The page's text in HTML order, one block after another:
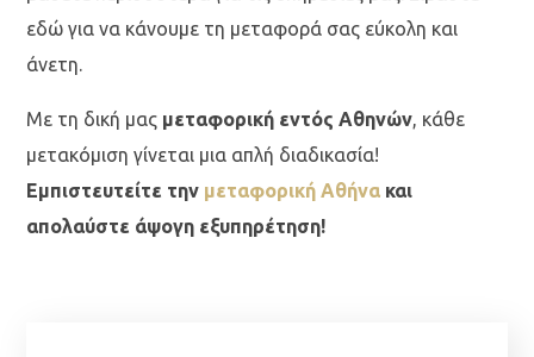
εδώ για να κάνουμε τη μεταφορά σας εύκολη και
άνετη.
Με τη δική μας μεταφορική εντός Αθηνών, κάθε
μετακόμιση γίνεται μια απλή διαδικασία!
Εμπιστευτείτε την μεταφορική Αθήνα και
απολαύστε άψογη εξυπηρέτηση!